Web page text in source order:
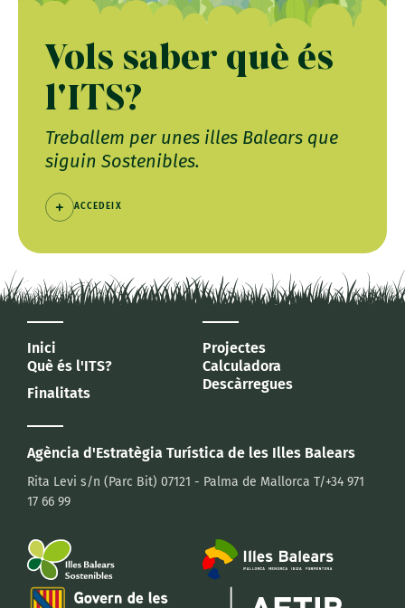
Vols saber què és
l'ITS?
Treballem per unes illes Balears que
siguin Sostenibles.
ACCEDEIX
Agència d'Estratègia Turística de les Illes Balears
Rita Levi s/n (Parc Bit) 07121 - Palma de Mallorca T/+34 971
17 66 99
Inici
Què és l'ITS?
Finalitats
Projectes
Calculadora
Descàrregues